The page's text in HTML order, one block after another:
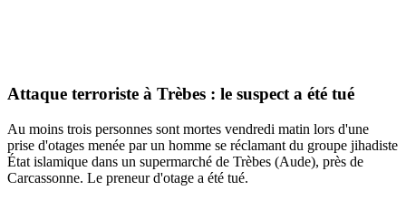
Attaque terroriste à Trèbes : le suspect a été tué
Au moins trois personnes sont mortes vendredi matin lors d'une
prise d'otages menée par un homme se réclamant du groupe jihadiste
État islamique dans un supermarché de Trèbes (Aude), près de
Carcassonne. Le preneur d'otage a été tué.